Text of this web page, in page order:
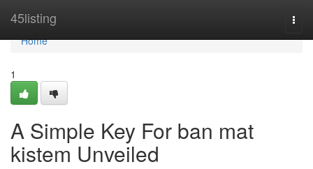
45listing
Home
Home
1
A Simple Key For ban mat
kistem Unveiled